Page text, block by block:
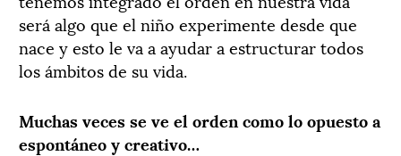
será algo que el niño experimente desde que
nace y esto le va a ayudar a estructurar todos
los ámbitos de su vida.
Muchas veces se ve el orden como lo opuesto a
espontáneo y creativo…